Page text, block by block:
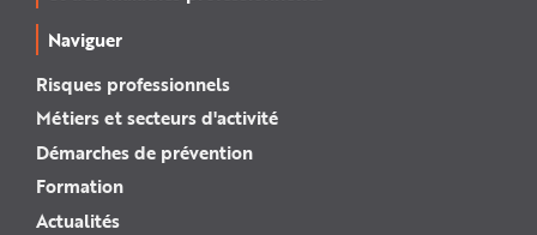
Naviguer
Risques professionnels
Métiers et secteurs d'activité
Démarches de prévention
Formation
Actualités